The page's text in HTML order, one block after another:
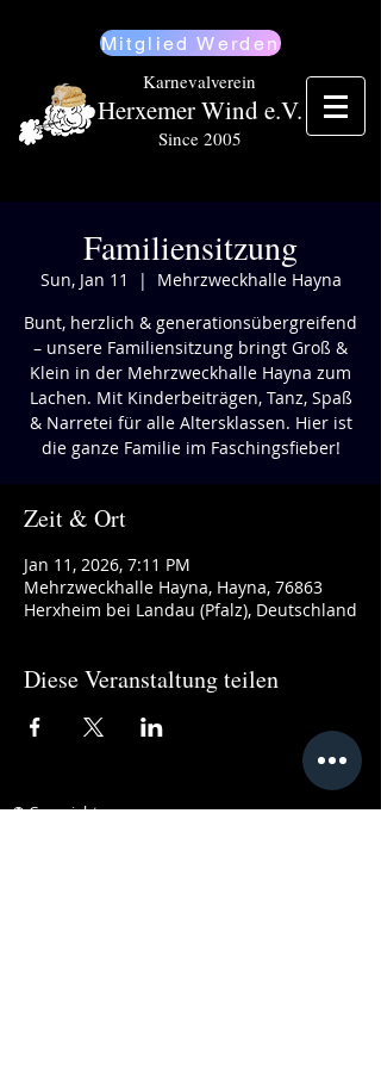
Mitglied Werden
Karnevalverein
Herxemer Wind e.V.
Since 2005
Familiensitzung
Sun, Jan 11
  |
Mehrzweckhalle Hayna
Bunt, herzlich & generationsübergreifend
– unsere Familiensitzung bringt Groß &
Klein in der Mehrzweckhalle Hayna zum
Lachen. Mit Kinderbeiträgen, Tanz, Spaß
& Narretei für alle Altersklassen. Hier ist
die ganze Familie im Faschingsfieber!
Zeit & Ort
Jan 11, 2026, 7:11 PM
Mehrzweckhalle Hayna, Hayna, 76863
Herxheim bei Landau (Pfalz), Deutschland
Diese Veranstaltung teilen
© Copyright